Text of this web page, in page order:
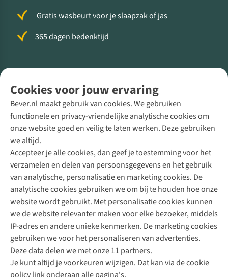
Cookies voor jouw ervaring
Bever.nl maakt gebruik van cookies. We gebruiken
functionele en privacy-vriendelijke analytische cookies om
onze website goed en veilig te laten werken. Deze gebruiken
we altijd.
Accepteer je alle cookies, dan geef je toestemming voor het
verzamelen en delen van persoonsgegevens en het gebruik
van analytische, personalisatie en marketing cookies. De
analytische cookies gebruiken we om bij te houden hoe onze
website wordt gebruikt. Met personalisatie cookies kunnen
we de website relevanter maken voor elke bezoeker, middels
IP-adres en andere unieke kenmerken. De marketing cookies
gebruiken we voor het personaliseren van advertenties.
Deze data delen we met onze 11 partners.
Je kunt altijd je voorkeuren wijzigen. Dat kan via de cookie
Gratis wasbeurt voor je slaapzak of jas
365 dagen bedenktijd
Direct advies van een Buitenexpert
+31 (0)85 888 50 88
+31 6 12 28 49 80
Contactformulier